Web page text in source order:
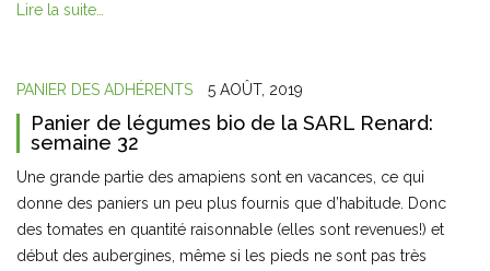
Lire la suite…
PANIER DES ADHÉRENTS 5 AOÛT, 2019
Panier de légumes bio de la SARL Renard:
semaine 32
Une grande partie des amapiens sont en vacances, ce qui
donne des paniers un peu plus fournis que d’habitude. Donc
des tomates en quantité raisonnable (elles sont revenues!) et
début des aubergines, même si les pieds ne sont pas très